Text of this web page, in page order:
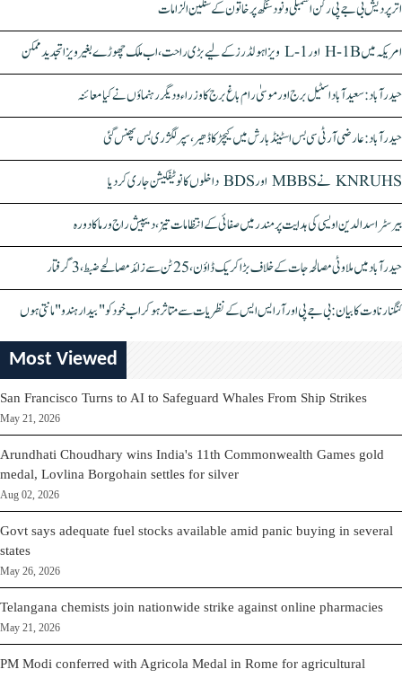
اتر پردیش بی جے پی رکن اسمبلی ونود سنگھ پر خاتون کے سنگین الزامات
امریکہ میں H-1B اور L-1 ویزا ہولڈرز کے لیے بڑی راحت، اب ملک چھوڑے بغیر ویزا تجدید ممکن
حیدرآباد: سعیدآباد اسٹیل برج اور موسیٰ رام باغ برج کا وزراء و دیگر رہنماؤں نے کیا معائنہ
حیدرآباد: عارضی آر ٹی سی بس اسٹینڈ بارش میں کیچڑ کا ڈھیر، سپر لگژری بس پھنس گئی
KNRUHS نے MBBS اور BDS داخلوں کا نوٹیفکیشن جاری کر دیا
بیرسٹر اسدالدین اویسی کی ہدایت پر مندر میں صفائی کے انتظامات تیز، دیپیش راج ورما کا دورہ
حیدرآباد میں ملاوٹی مصالحہ جات کے خلاف بڑا کریک ڈاؤن، 25 ٹن سے زائد مصالحے ضبط، 3 گرفتار
کنگنا رناوت کا بیان: بی جے پی اور آر ایس ایس کے نظریات سے متاثر ہو کر اب خود کو "بیدار ہندو" مانتی ہوں
Most Viewed
San Francisco Turns to AI to Safeguard Whales From Ship Strikes
May 21, 2026
Arundhati Choudhary wins India's 11th Commonwealth Games gold
medal, Lovlina Borgohain settles for silver
Aug 02, 2026
Govt says adequate fuel stocks available amid panic buying in several
states
May 26, 2026
Telangana chemists join nationwide strike against online pharmacies
May 21, 2026
PM Modi conferred with Agricola Medal in Rome for agricultural